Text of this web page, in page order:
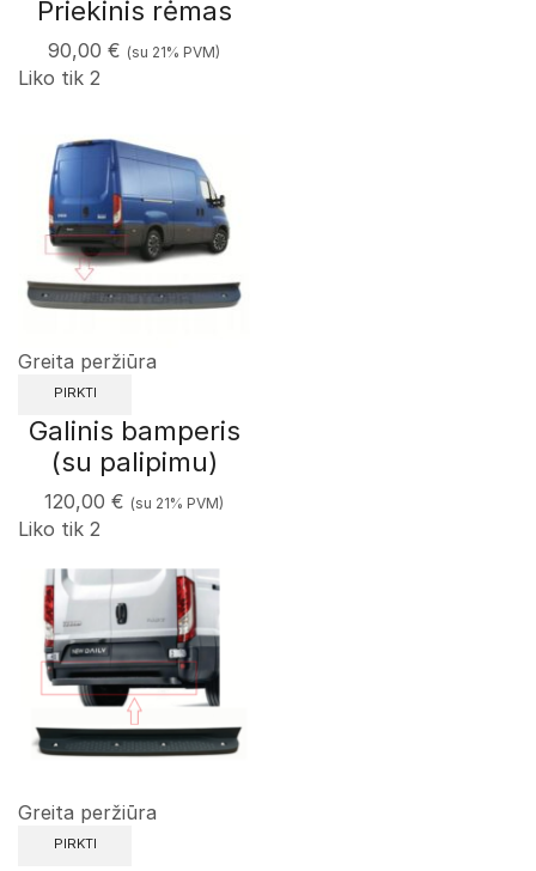
Priekinis rėmas
90,00 € (su 21% PVM)
Liko tik 2
Greita peržiūra
PIRKTI
Galinis bamperis
(su palipimu)
120,00 € (su 21% PVM)
Liko tik 2
Greita peržiūra
PIRKTI